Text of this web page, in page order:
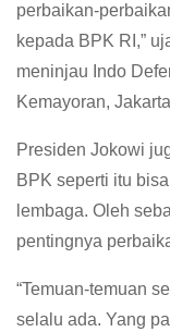
perbaikan-
kepada BPK RI,”
meninjau Indo
Kemayoran,
Presiden Jokowi
BPK seperti itu
lembaga. Oleh
pentingnya
“Temuan-temuan
selalu ada. Yang